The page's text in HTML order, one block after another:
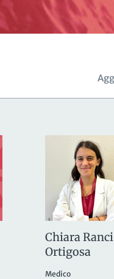
Chiara Ranci
Ortigosa
Medico